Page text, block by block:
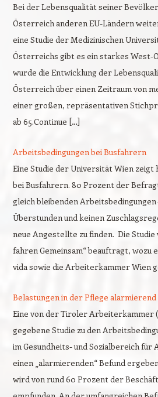
Bei der Lebensqualität seiner
Österreich anderen EU-Ländern
eine Studie der Medizinischen
Österreichs gibt es ein starkes West-
wurde die Entwicklung der
Österreich über einen Zeitraum von
einer großen, repräsentativen
ab 65.Continue […]
Arbeitsbedingungen bei Busfahrern
Eine Studie der Universität Wien zeigt
bei Busfahrern. 80 Prozent der
gleich bleibenden Arbeitsbedingungen
Überstunden und keinen
neue Angestellte zu finden. Die Studie
fahren Gemeinsam“ beauftragt, wozu
vida sowie die Arbeiterkammer Wien
Belastungen in der Pflege alarmierend
Eine von der Tiroler Arbeiterkammer
gegebene Studie zu den
im Gesundheits- und Sozialbereich für
einen „alarmierenden“ Befund
wird von rund 60 Prozent der